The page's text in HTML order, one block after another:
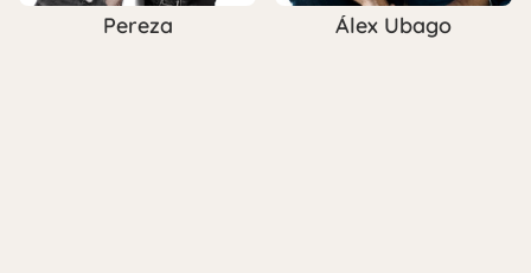
Pereza Álex Ubago